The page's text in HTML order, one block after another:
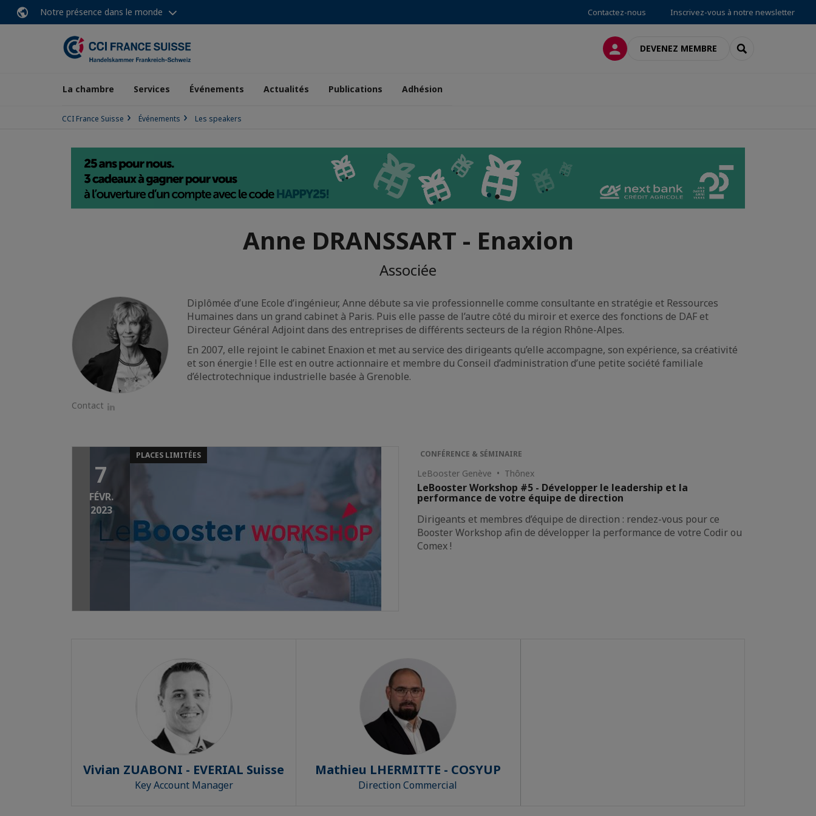
Notre présence dans le monde Contactez-nous Inscrivez-vous à notre newsletter
CONNEXIONDEVENEZ MEMBRE RECHERCHER
La chambre Services Événements Actualités Publications Adhésion
CCI France Suisse Événements Les speakers
Anne DRANSSART - Enaxion
Associée
Contact
Diplômée d’une Ecole d’ingénieur, Anne débute sa vie professionnelle comme consultante en stratégie et Ressources
Humaines dans un grand cabinet à Paris. Puis elle passe de l’autre côté du miroir et exerce des fonctions de DAF et
Directeur Général Adjoint dans des entreprises de différents secteurs de la région Rhône-Alpes.
En 2007, elle rejoint le cabinet Enaxion et met au service des dirigeants qu’elle accompagne, son expérience, sa créativité
et son énergie ! Elle est en outre actionnaire et membre du Conseil d’administration d’une petite société familiale
d’électrotechnique industrielle basée à Grenoble.
7
FÉVR.
2023
PLACES LIMITÉES CONFÉRENCE & SÉMINAIRE
LeBooster Genève • Thônex
LeBooster Workshop #5 - Développer le leadership et la
performance de votre équipe de direction
Dirigeants et membres d’équipe de direction : rendez-vous pour ce
Booster Workshop afin de développer la performance de votre Codir ou
Comex !
Vivian ZUABONI - EVERIAL Suisse
Key Account Manager
Mathieu LHERMITTE - COSYUP
Direction Commercial